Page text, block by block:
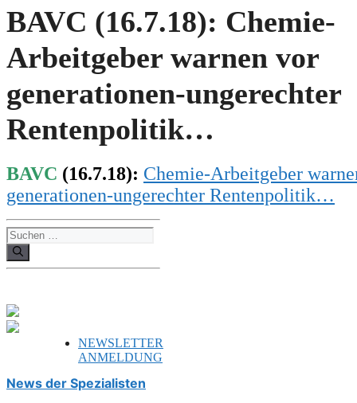
BAVC (16.7.18): Chemie-
Arbeitgeber warnen vor
generationen-ungerechter
Rentenpolitik…
BAVC (16.7.18): Chemie-Arbeitgeber
generationen-ungerechter Rentenpolitik…
Suchen
nach:
NEWSLETTER
ANMELDUNG
News der Spezialisten